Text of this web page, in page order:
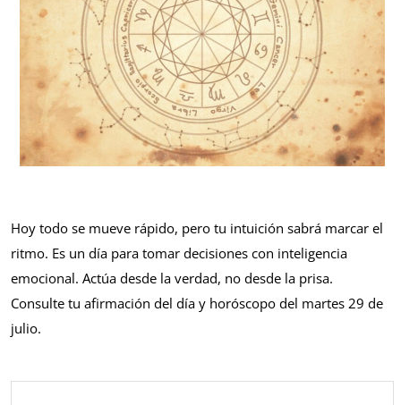
Hoy todo se mueve rápido, pero tu intuición sabrá marcar el
ritmo. Es un día para tomar decisiones con inteligencia
emocional. Actúa desde la verdad, no desde la prisa.
Consulte tu afirmación del día y horóscopo del martes 29 de
julio.